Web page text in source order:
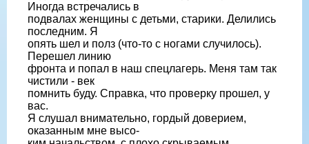
Иногда встречались в
подвалах женщины с детьми, старики. Делились
последним. Я
опять шел и полз (что-то с ногами случилось).
Перешел линию
фронта и попал в наш спецлагерь. Меня там так
чистили - век
помнить буду. Справка, что проверку прошел, у
вас.
Я слушал внимательно, гордый доверием,
оказанным мне высо-